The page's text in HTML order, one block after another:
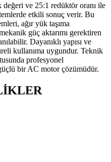
değeri ve 25:1 redüktör oranı ile
etkili sonuç verir. Bu
ağır yük taşıma
güç aktarımı gerektiren
Dayanıklı yapısı ve
kullanıma uygundur. Teknik
profesyonel
bir AC motor çözümüdür.